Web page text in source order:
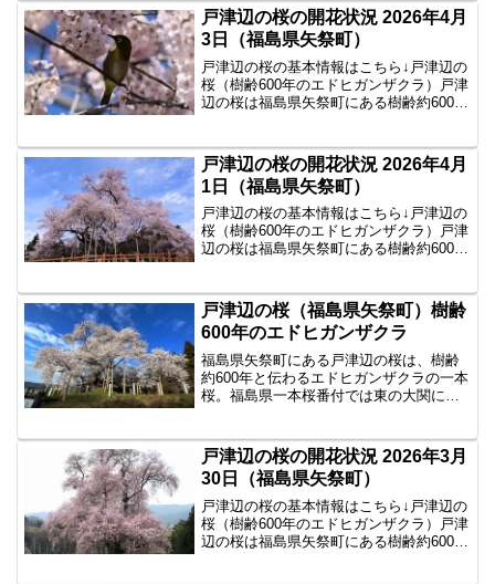
年4月6日の戸津辺の桜の様子2026年4月6
日...
戸津辺の桜の開花状況 2026年4月
3日（福島県矢祭町）
戸津辺の桜の基本情報はこちら↓戸津辺の
桜（樹齢600年のエドヒガンザクラ）戸津
辺の桜は福島県矢祭町にある樹齢約600年
年4月3日の戸津辺の桜の様子2026年4月3
日...
戸津辺の桜の開花状況 2026年4月
1日（福島県矢祭町）
戸津辺の桜の基本情報はこちら↓戸津辺の
桜（樹齢600年のエドヒガンザクラ）戸津
辺の桜は福島県矢祭町にある樹齢約600年
年4月1日の戸津辺の桜の様子2026年4月1
日...
戸津辺の桜（福島県矢祭町）樹齢
600年のエドヒガンザクラ
福島県矢祭町にある戸津辺の桜は、樹齢
約600年と伝わるエドヒガンザクラの一本
桜。福島県一本桜番付では東の大関に選
戸津辺の桜の開花状況 2026年3月
30日（福島県矢祭町）
戸津辺の桜の基本情報はこちら↓戸津辺の
桜（樹齢600年のエドヒガンザクラ）戸津
辺の桜は福島県矢祭町にある樹齢約600年